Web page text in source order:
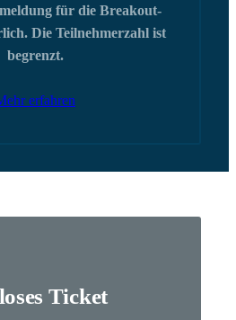
für die Breakout-
Die Teilnehmerzahl ist
begrenzt.
erfahren
Ticket